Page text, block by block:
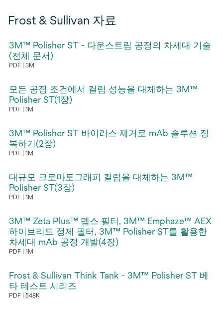
에
열
림
Frost & Sullivan 자료
3M™ Polisher ST - 다운스트림 공정의 차세대 기술
(전체 문서)
PDF 3M
탭
에
서
림
모든 공정 조건에서 컬럼 성능을 대체하는 3M™
Polisher ST(1장)
PDF 1M
탭
에
서
림
3M™ Polisher ST 바이러스 제거로 mAb 솔루션 정
복하기(2장)
PDF 1M
탭
에
서
림
대규모 크로마토그래피 컬럼을 대체하는 3M™
Polisher ST(3장)
PDF 1M
탭
에
서
열
3M™ Zeta Plus™ 뎁스 필터, 3M™ Emphaze™ AEX
하이브리드 정제 필터, 3M™ Polisher ST를 활용한
차세대 mAb 공정 개발(4장)
PDF 1M
탭
에
서
Frost & Sullivan Think Tank - 3M™ Polisher ST 베
타 테스트 시리즈
PDF 548K